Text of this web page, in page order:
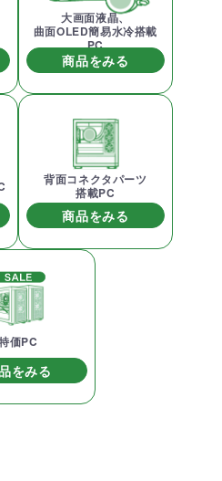
大画面液晶、
曲面OLED簡易水冷搭載
PC
商品をみる
背面コネクタパーツ
搭載PC
商品をみる
価PC
をみる